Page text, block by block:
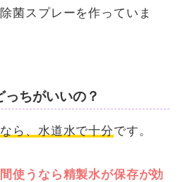
菌スプレーを作っていま
ちがいいの？
ら、水道水で十分です。
使うなら精製水が保存が効